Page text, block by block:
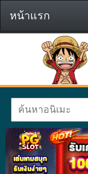
หน้าแรก